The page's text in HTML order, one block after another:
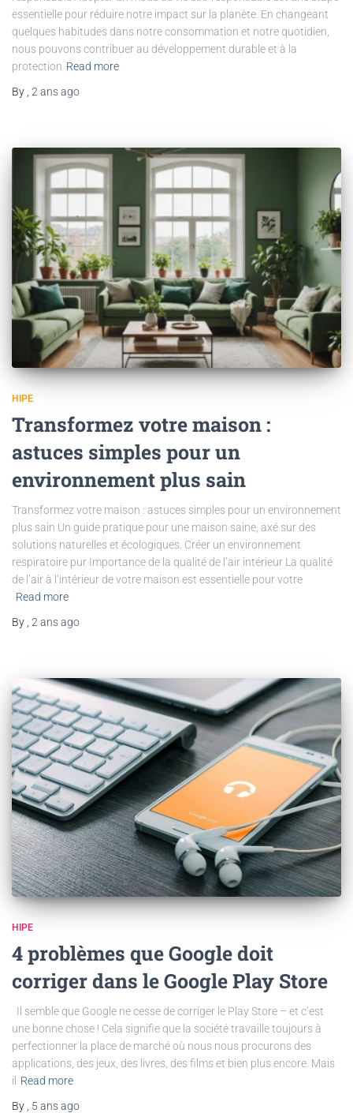
essentielle pour réduire notre impact sur la planète. En changeant
quelques habitudes dans notre consommation et notre quotidien,
nous pouvons contribuer au développement durable et à la
protection Read more
By 2 ansago
HIPE
Transformez votre maison :
astuces simples pour un
environnement plus sain
Transformez votre maison : astuces simples pour un environnement
plus sain Un guide pratique pour une maison saine, axé sur des
solutions naturelles et écologiques. Créer un environnement
respiratoire pur Importance de la qualité de l’air intérieur La qualité
de l’air à l’intérieur de votre maison est essentielle pour votre
Read more
By 2 ansago
HIPE
4 problèmes que Google doit
corriger dans le Google Play Store
Il semble que Google ne cesse de corriger le Play Store – et c’est
une bonne chose ! Cela signifie que la société travaille toujours à
perfectionner la place de marché où nous nous procurons des
applications, des jeux, des livres, des films et bien plus encore. Mais
il
Read more
By , 5 ansago